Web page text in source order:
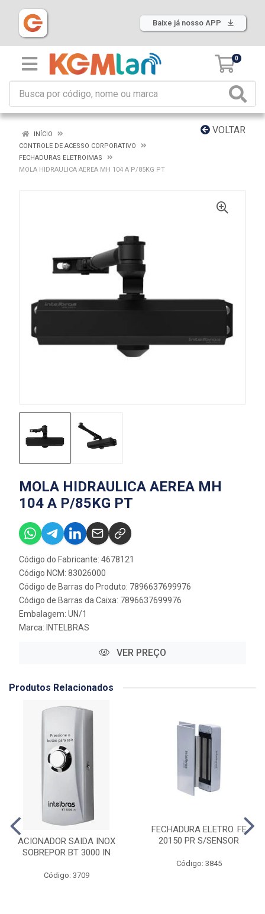
Baixe já nosso APP
0
VOLTAR
INÍCIO
CONTROLE DE ACESSO CORPORATIVO
FECHADURAS ELETROIMAS
MOLA HIDRAULICA AEREA MH 104 A P/85KG PT
MOLA HIDRAULICA AEREA MH
104 A P/85KG PT
Código do Fabricante: 4678121
Código NCM: 83026000
Código de Barras do Produto: 7896637699976
Código de Barras da Caixa: 7896637699976
Embalagem: UN/1
Marca: INTELBRAS
VER PREÇO
Produtos Relacionados
ACIONADOR SAIDA INOX
SOBREPOR BT 3000 IN
Código: 3709
FECHADURA ELETRO. FE
20150 PR S/SENSOR
Código: 3845